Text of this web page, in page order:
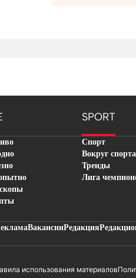
SPORT
Спорт
Вокруг спорта
Тренды
Лига
ВакансииРедакция
использования материалов